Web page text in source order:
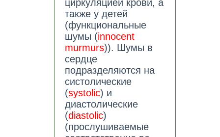
циркуляцией крови, а
также у детей
(функциональные
шумы (innocent
murmurs)). Шумы в
сердце
подразделяются на
систолические
(systolic) и
диастолические
(diastolic)
(прослушиваемые